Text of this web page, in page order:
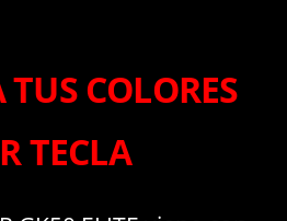
COLORES
TECLA